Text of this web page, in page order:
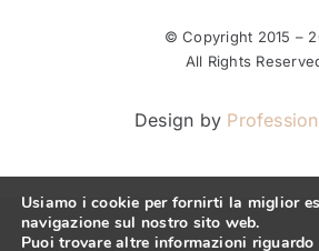
© Copyright 2015 –
All Rights
Design by
Usiamo i cookie per fornirti la miglior
navigazione sul nostro sito web.
Puoi trovare altre informazioni